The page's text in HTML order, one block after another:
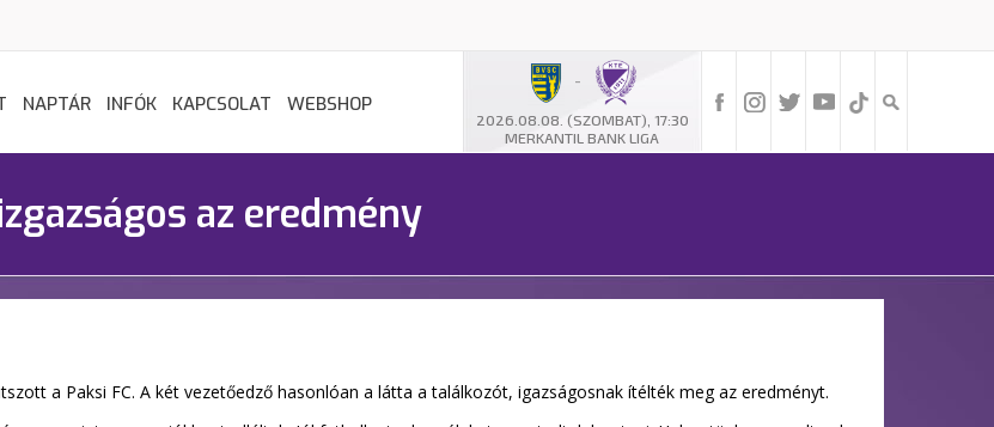
-
2026.08.08. (SZOMBAT), 17:30
MERKANTIL BANK LIGA
NAPTÁR INFÓK KAPCSOLAT WEBSHOP
az eredmény
a Paksi FC. A két vezetőedző hasonlóan a látta a találkozót, igazságosnak ítélték meg az eredményt.